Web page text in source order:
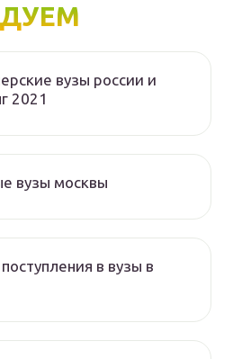
вузы россии и
2021
вузы москвы
в вузы в